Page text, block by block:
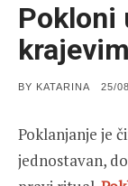
Pokloni
BY KATARINA 25/
Poklanjanje je
jednostavan,